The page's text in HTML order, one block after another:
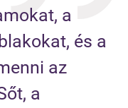
a
és a
az
a